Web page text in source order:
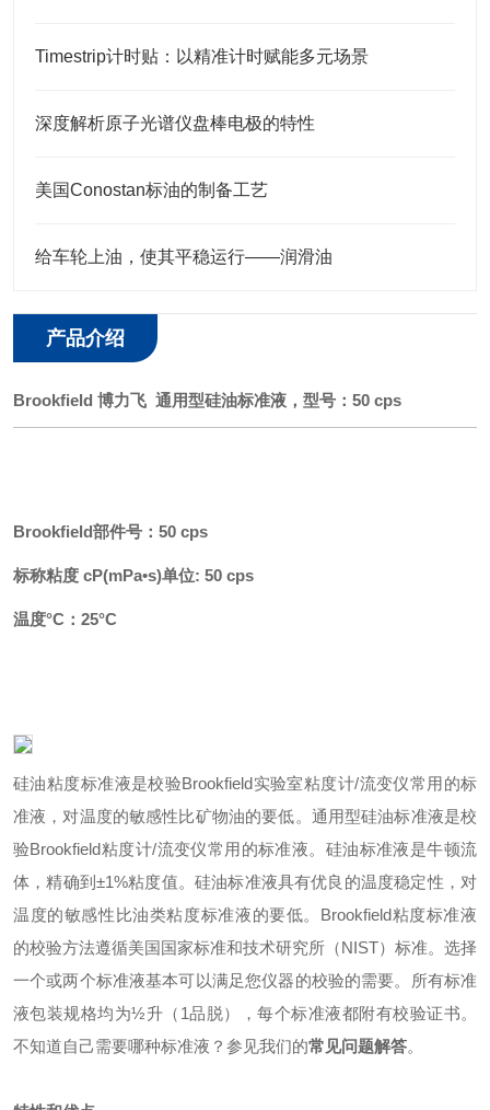
Timestrip计时贴：以精准计时赋能多元场景
深度解析原子光谱仪盘棒电极的特性
美国Conostan标油的制备工艺
给车轮上油，使其平稳运行——润滑油
产品介绍
Brookfield 博力飞 通用型硅油标准液 ，型号： 50 cps
Brookfield部件号：50 cps
标称粘度 cP(mPa•s)单位: 50 cps
温度°C：25°C
硅油粘度标准液是校验Brookfield实验室粘度计/流变仪常用 的标
准液，对温度的敏感性比矿物油的要低。 通用型硅油标准液是校
验Brookfield粘度计/流变仪常用 的标准液。硅油标准液是牛顿流
体，精确到 ±1%粘度值。硅油标准液具有优良的温度稳定性，对
温度的敏感性比油类粘度标准液的要低。Brookfield粘度标准液
的校验方法遵循美国国家标准和技术研究所（NIST）标准。选择
一个或两个标准液基本可以满足您仪器的校验的需要。所有标准
液包装规格均为½升（1品脱），每个标准液都附有校验证书。
不知道自己需要哪种标准液？参见我们的常见问题解答。